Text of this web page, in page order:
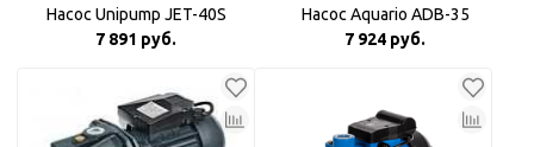
Насос Unipump JET-40S
7 891 руб.
Насос Aquario ADB-35
7 924 руб.